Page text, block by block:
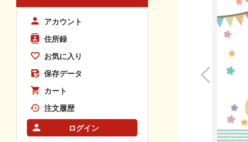
アカウント
住所録
お気に入り
保存データ
カート
注文履歴
ログイン